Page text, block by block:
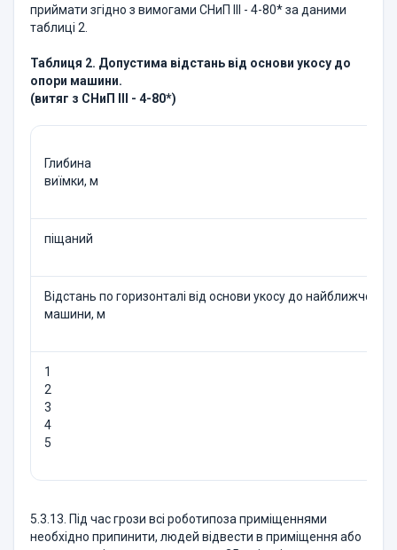
приймати згідно з вимогами СНиП ІІІ - 4-80* за даними
таблиці 2.
Таблиця 2. Допустима відстань від основи укосу до
опори машини.
(витяг з СНиП ІІІ - 4-80*)
Глибина
виїмки, м
піщаний
Відстань по горизонталі від основи укосу до найближчої
машини, м
1
2
3
4
5
5.3.13. Під час грози всі роботипоза приміщеннями
необхідно припинити, людей відвести в приміщення або